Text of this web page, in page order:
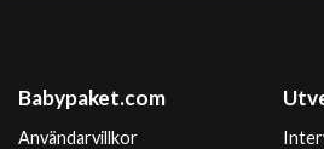
Babypaket.com
Användarvillkor